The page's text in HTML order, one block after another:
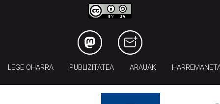
LEGE OHARRA PUBLIZITATEA ARAUAK